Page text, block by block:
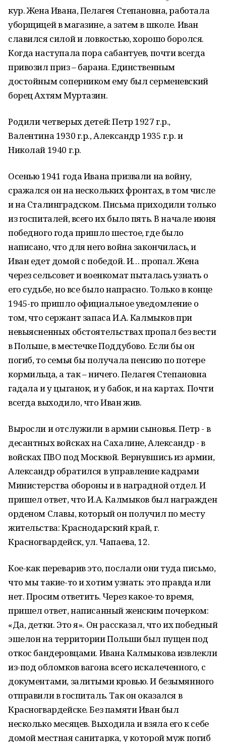
кур. Жена Ивана, Пелагея Степановна, работала
уборщицей в магазине, а затем в школе. Иван
славился силой и ловкостью, хорошо боролся.
Когда наступала пора сабантуев, почти всегда
привозил приз – барана. Единственным
достойным соперником ему был серменевский
борец Ахтям Муртазин.
Родили четверых детей: Петр 1927 г.р.,
Валентина 1930 г.р., Александр 1935 г.р. и
Николай 1940 г.р.
Осенью 1941 года Ивана призвали на войну,
сражался он на нескольких фронтах, в том числе
и на Сталинградском. Письма приходили только
из госпиталей, всего их было пять. В начале июня
победного года пришло шестое, где было
написано, что для него война закончилась, и
Иван едет домой с победой. И… пропал. Жена
через сельсовет и военкомат пыталась узнать о
его судьбе, но все было напрасно. Только в конце
1945-го пришло официальное уведомление о
том, что сержант запаса И.А. Калмыков при
невыясненных обстоятельствах пропал без вести
в Польше, в местечке Поддубово. Если бы он
погиб, то семья бы получала пенсию по потере
кормильца, а так – ничего. Пелагея Степановна
гадала и у цыганок, и у бабок, и на картах. Почти
всегда выходило, что Иван жив.
Выросли и отслужили в армии сыновья. Петр - в
десантных войсках на Сахалине, Александр - в
войсках ПВО под Москвой. Вернувшись из армии,
Александр обратился в управление кадрами
Министерства обороны и в наградной отдел. И
пришел ответ, что И.А. Калмыков был награжден
орденом Славы, который он получил по месту
жительства: Краснодарский край, г.
Красногвардейск, ул. Чапаева, 12.
Кое-как переварив это, послали они туда письмо,
что мы такие-то и хотим узнать: это правда или
нет. Просим ответить. Через какое-то время,
пришел ответ, написанный женским почерком:
«Да, детки. Это я». Он рассказал, что их победный
эшелон на территории Польши был пущен под
откос бандеровцами. Ивана Калмыкова извлекли
из-под обломков вагона всего искалеченного, с
документами, залитыми кровью. И безымянного
отправили в госпиталь. Так он оказался в
Красногвардейске. Без памяти Иван был
несколько месяцев. Выходила и взяла его к себе
домой местная санитарка, у которой муж погиб